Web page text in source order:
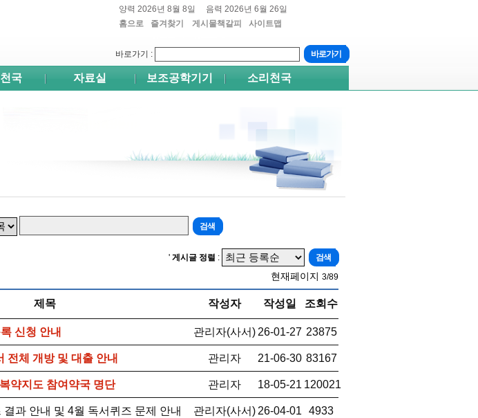
양력 2026년 8월 8일
음력 2026년 6월 26일
홈으로
즐겨찾기
게시물책갈피
사이트맵
바로가기 :
국 자료실 보조공학기기 소리천국
' 게시글 정렬 :
현재페이지 3/89
제목 작성자 작성일 조회수
신청 안내 관리자(사서) 26-01-27 23875
전체 개방 및 대출 안내 관리자 21-06-30 83167
약지도 참여약국 명단 관리자 18-05-21 120021
결과 안내 및 4월 독서퀴즈 문제 안내 관리자(사서) 26-04-01 4933